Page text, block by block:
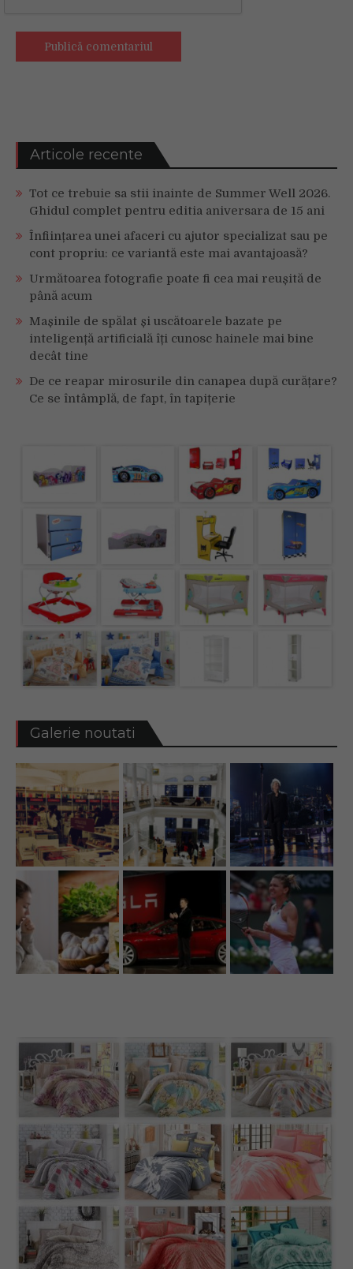
Articole recente
Tot ce trebuie sa stii inainte de Summer Well 2026.
Ghidul complet pentru editia aniversara de 15 ani
Înființarea unei afaceri cu ajutor specializat sau pe
cont propriu: ce variantă este mai avantajoasă?
Următoarea fotografie poate fi cea mai reușită de
până acum
Mașinile de spălat și uscătoarele bazate pe
inteligență artificială îți cunosc hainele mai bine
decât tine
De ce reapar mirosurile din canapea după curățare?
Ce se întâmplă, de fapt, în tapițerie
Galerie noutati